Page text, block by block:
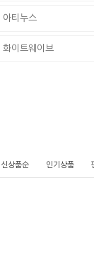
아티누스
화이트웨이브
신상품순 인기상품